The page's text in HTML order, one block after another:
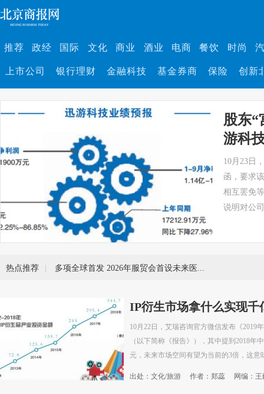
推荐 政经 国际 文化 商业 酒业 电商 餐饮 时尚
上市公司 银行理财 金融科技 基金券商 保险 创新
股东“
游科
10月23日
函，要求
相互罢免
说明对公
热点推荐 |
IP衍生市场拿什么实现千
10月22日，艾瑞咨询官方微信发布《2019
（以下简称《报告》），其中提到2018年
元，未来市场空间有望为当前的3倍，这意
出处：文化/旅游 作者：郑蕊 网编：王